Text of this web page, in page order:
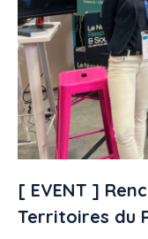
[ EVENT ]
Territoires du